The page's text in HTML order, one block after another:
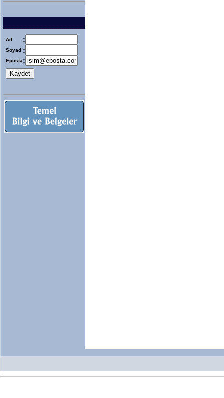
Ad :
Soyad :
Eposta: